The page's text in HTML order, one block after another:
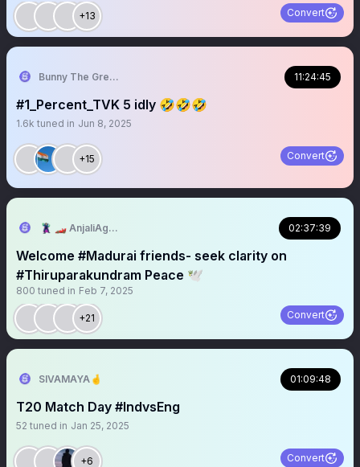
+13 Convert
Bunny The Grey White 11:24:45
#1_Percent_TVK 5 idly 🤣🤣🤣
1.6k tuned in Jun 8, 2025
+15 Convert
🦹🏻 🏎️ AnjaliAgarwal 02:37:39
Welcome #Madurai friends- seek clarity on
#Thiruparakundram Peace 🕊️
800 tuned in Feb 7, 2025
+21 Convert
SIVAMAYA🤞 01:09:48
T20 Match Day #IndvsEng
52 tuned in Jan 25, 2025
+6 Convert